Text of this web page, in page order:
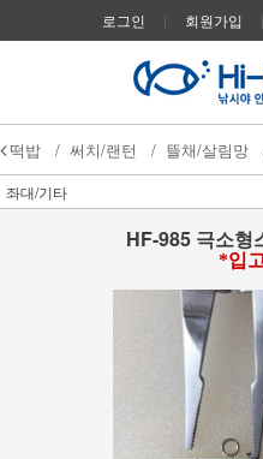
로그인 | 회원가입 |
떡밥 / 써치/랜턴 / 뜰채/살림망
좌대/기타
HF-985 극소형
*입